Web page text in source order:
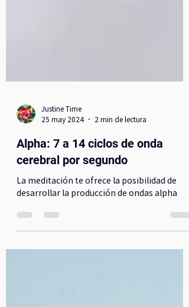
25 may 2024
2 min de lectura
cerebral por segundo
desarrollar la producción de ondas alpha